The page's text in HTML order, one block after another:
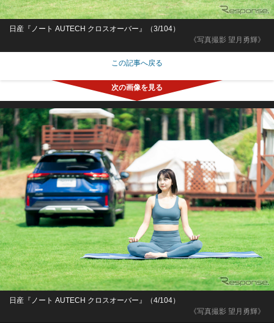
《写真撮影 望月勇輝》
日産『ノート AUTECH クロスオーバー』（3/104）
この記事へ戻る
《写真撮影 望月勇輝》
日産『ノート AUTECH クロスオーバー』（4/104）